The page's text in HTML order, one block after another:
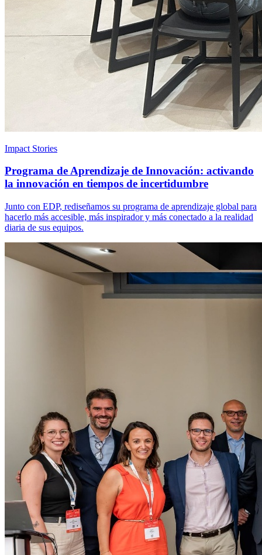
Impact Stories
Programa de Aprendizaje de Innovación: activando
la innovación en tiempos de incertidumbre
Junto con EDP, rediseñamos su programa de aprendizaje global para
hacerlo más accesible, más inspirador y más conectado a la realidad
diaria de sus equipos.